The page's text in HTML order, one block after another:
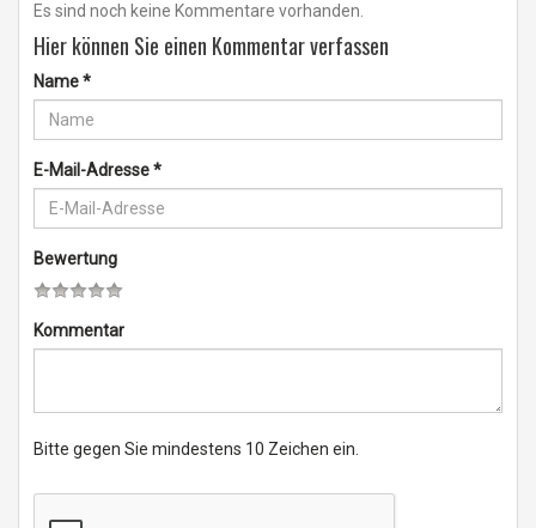
Es sind noch keine Kommentare vorhanden.
Hier können Sie einen Kommentar verfassen
Name*
E-Mail-Adresse*
Bewertung
Kommentar
Bitte gegen Sie mindestens 10 Zeichen ein.